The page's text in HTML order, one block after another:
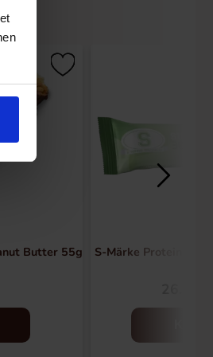
Butter 55g S-Märke Proteinbar